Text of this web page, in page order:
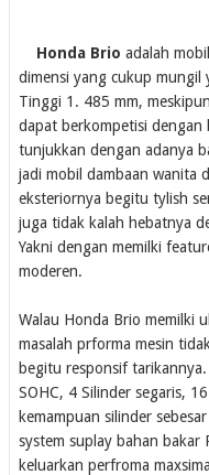
Honda Brio adalah
dimensi yang cukup
Tinggi 1. 485 mm,
dapat berkompetisi
tunjukkan dengan adanya
jadi mobil dambaan wanita
eksteriornya begitu tylish
juga tidak kalah hebatnya
Yakni dengan memilki
moderen.
Walau Honda Brio memilki
masalah prforma mesin
begitu responsif
SOHC, 4 Silinder segaris,
kemampuan silinder
system suplay bahan
keluarkan perfroma